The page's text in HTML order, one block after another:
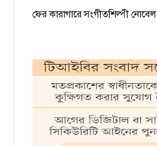
ফের কারাগারে সংগীতশিল্পী নোবেল